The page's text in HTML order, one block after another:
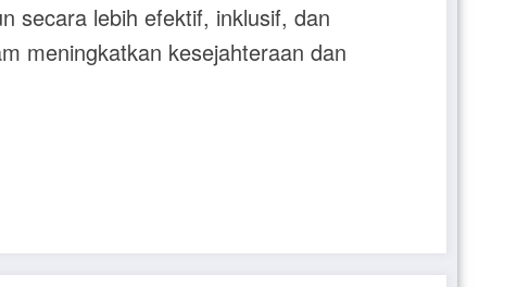
secara lebih efektif, inklusif, dan
meningkatkan kesejahteraan dan